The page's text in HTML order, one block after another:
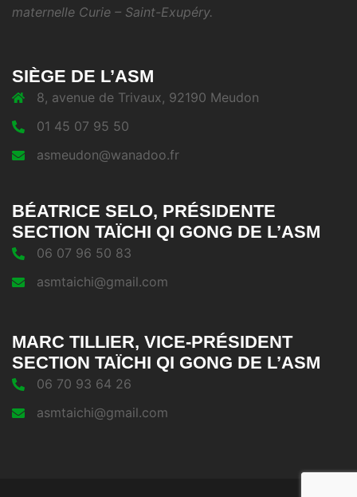
maternelle Curie – Saint-Exupéry.
SIÈGE DE L’ASM
8, avenue de Trivaux, 92190 Meudon
01 45 07 95 50
asmeudon@wanadoo.fr
BÉATRICE SELO, PRÉSIDENTE
SECTION TAÏCHI QI GONG DE L’ASM
06 07 96 50 83
asmtaichi@gmail.com
MARC TILLIER, VICE-PRÉSIDENT
SECTION TAÏCHI QI GONG DE L’ASM
06 70 93 64 26
asmtaichi@gmail.com